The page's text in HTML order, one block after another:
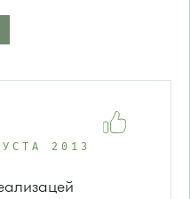
2013